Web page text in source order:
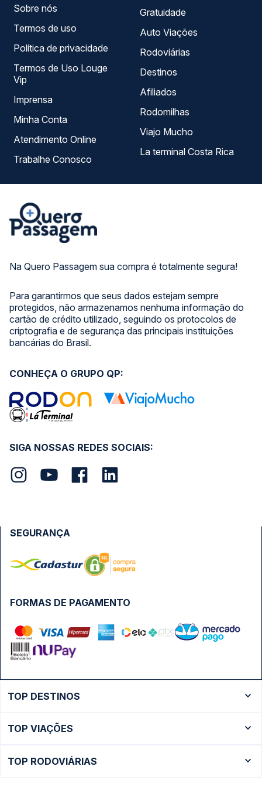
Na Quero Passagem sua compra é totalmente segura!
Para garantirmos que seus dados estejam sempre
protegidos, não armazenamos nenhuma informação do
cartão de crédito utilizado, seguindo os protocolos de
criptografia e de segurança das principais instituições
bancárias do Brasil.
Sobre nós
Termos de uso
Política de privacidade
Termos de Uso Louge
Vip
Imprensa
Minha Conta
Atendimento Online
Trabalhe Conosco
Gratuidade
Auto Viações
Rodoviárias
Destinos
Afiliados
Rodomilhas
Viajo Mucho
La terminal Costa Rica
SIGA NOSSAS REDES SOCIAIS:
CONHEÇA O GRUPO QP:
FORMAS DE PAGAMENTO
SEGURANÇA
TOP DESTINOS
Ônibus São Paulo
TOP VIAÇÕES
TOP RODOVIÁRIAS